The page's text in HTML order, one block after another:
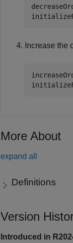
Increase the
More About
expand all
Definitions
Version
Introduced in